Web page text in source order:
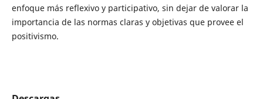
enfoque más reflexivo y participativo, sin dejar de valorar la
importancia de las normas claras y objetivas que provee el
positivismo.